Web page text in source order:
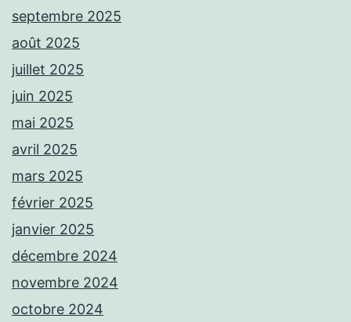
septembre 2025
août 2025
juillet 2025
juin 2025
mai 2025
avril 2025
mars 2025
février 2025
janvier 2025
décembre 2024
novembre 2024
octobre 2024